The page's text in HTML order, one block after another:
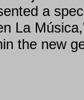
a
La
the new